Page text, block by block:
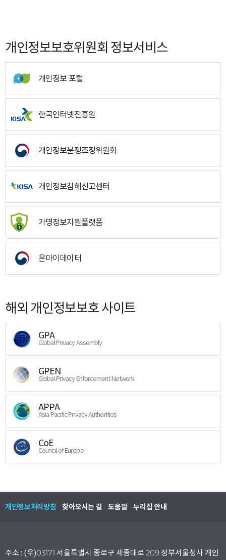
개인정보보호위원회 정보서비스
개인정보 포털
한국인터넷진흥원
개인정보분쟁조정위원회
개인정보침해신고센터
가명정보지원플랫폼
온마이데이터
해외 개인정보보호 사이트
GPA
Global Privacy Assembly
GPEN
Global Privacy Enforcement Network
APPA
Asia Pacific Privacy Authorities
CoE
Council of Europe
개인정보처리방침 찾아오시는 길 도움말 누리집 안내
주소 : (우)03171 서울특별시 종로구 세종대로 209 정부서울청사 개인